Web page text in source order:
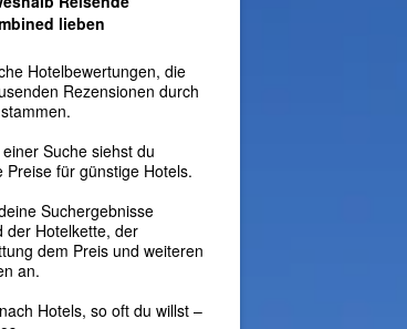
lieben
Hotelbewertungen, die
Rezensionen durch
Suche siehst du
Preise für günstige Hotels.
Suchergebnisse
der Hotelkette, der
dem Preis und weiteren
an.
Hotels, so oft du willst –